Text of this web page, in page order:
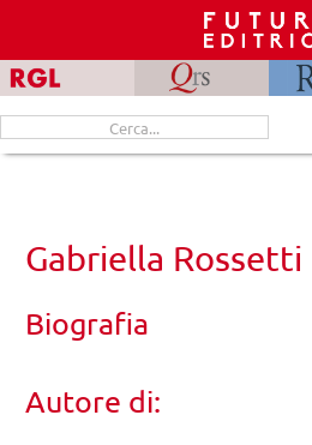
content
Cerca
per:
Gabriella Rossetti
Biografia
Autore di: